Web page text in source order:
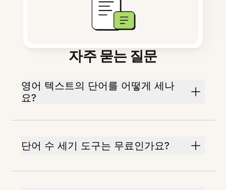
자주 묻는 질문
영어 텍스트의 단어를 어떻게 세나
요?
단어 수 세기 도구는 무료인가요?